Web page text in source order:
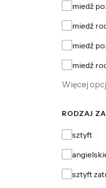
miedź
miedź
miedź
miedź
Więcej
RODZAJ
Rodzaj
sztyft
sztyft